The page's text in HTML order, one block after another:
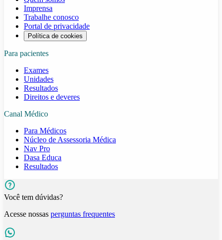
Imprensa
Trabalhe conosco
Portal de privacidade
Política de cookies
Para pacientes
Exames
Unidades
Resultados
Direitos e deveres
Canal Médico
Para Médicos
Núcleo de Assessoria Médica
Nav Pro
Dasa Educa
Resultados
Você tem dúvidas?
Acesse nossas perguntas frequentes